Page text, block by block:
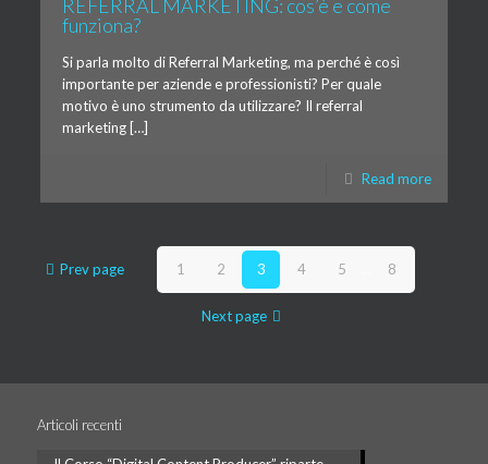
REFERRAL MARKETING: cos’è e come
funziona?
Si parla molto di Referral Marketing, ma perché è così
importante per aziende e professionisti? Per quale
motivo è uno strumento da utilizzare? Il referral
marketing […]
Read more
Prev page 1 2 3 4 5 8
Next page
Articoli recenti